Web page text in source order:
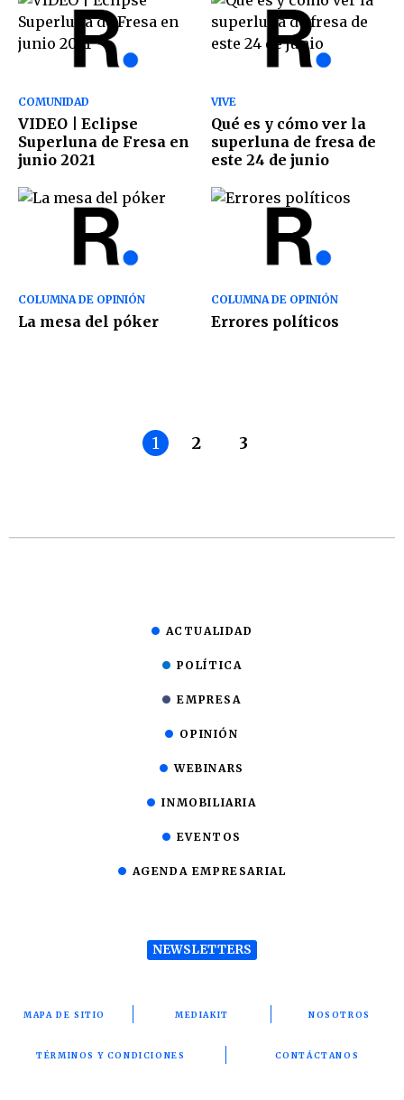
COMUNIDAD
VIDEO | Eclipse
Superluna de Fresa en
junio 2021
VIVE
Qué es y cómo ver la
superluna de fresa de
este 24 de junio
COLUMNA DE OPINIÓN
La mesa del póker
COLUMNA DE OPINIÓN
Errores políticos
1 2 3
ACTUALIDAD
POLÍTICA
EMPRESA
OPINIÓN
WEBINARS
INMOBILIARIA
EVENTOS
AGENDA EMPRESARIAL
NEWSLETTERS
MAPA DE SITIO MEDIAKIT NOSOTROS
TÉRMINOS Y CONDICIONES CONTÁCTANOS